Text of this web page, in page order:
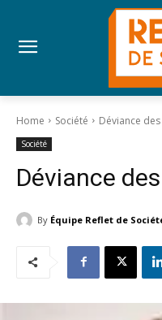
Home Société Déviance
Société
Déviance
By Équipe Reflet de